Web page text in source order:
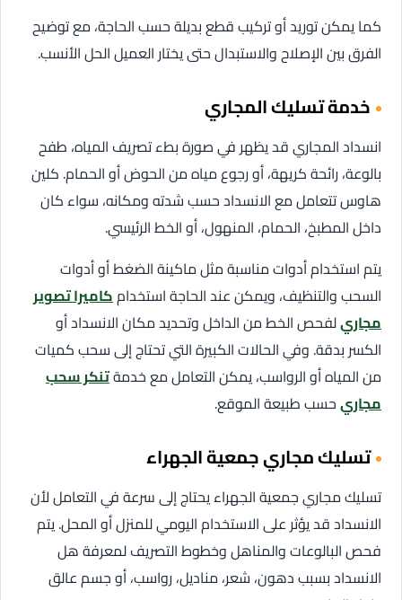
كما يمكن توريد أو تركيب قطع بديلة حسب الحاجة، مع توضيح
الفرق بين الإصلاح والاستبدال حتى يختار العميل الحل الأنسب.
خدمة تسليك المجاري
انسداد المجاري قد يظهر في صورة بطء تصريف المياه، طفح
بالوعة، رائحة كريهة، أو رجوع مياه من الحوض أو الحمام. كلين
هاوس تتعامل مع الانسداد حسب شدته ومكانه، سواء كان
داخل المطبخ، الحمام، المنهول، أو الخط الرئيسي.
يتم استخدام أدوات مناسبة مثل ماكينة الضغط أو أدوات
السحب والتنظيف، ويمكن عند الحاجة استخدامكاميرا تصوير
مجاريلفحص الخط من الداخل وتحديد مكان الانسداد أو
الكسر بدقة. وفي الحالات الكبيرة التي تحتاج إلى سحب كميات
من المياه أو الرواسب، يمكن التعامل مع خدمةتنكر سحب
مجاريحسب طبيعة الموقع.
تسليك مجاري جمعية الجهراء
تسليك مجاري جمعية الجهراء يحتاج إلى سرعة في التعامل لأن
الانسداد قد يؤثر على الاستخدام اليومي للمنزل أو المحل. يتم
فحص البالوعات والمناهل وخطوط التصريف لمعرفة هل
الانسداد بسبب دهون، شعر، مناديل، رواسب، أو جسم عالق